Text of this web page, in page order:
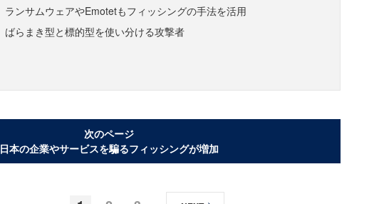
ランサムウェアやEmotetもフィッシングの手法を活用
ばらまき型と標的型を使い分ける攻撃者
次のページ
日本の企業やサービスを騙るフィッシングが増加